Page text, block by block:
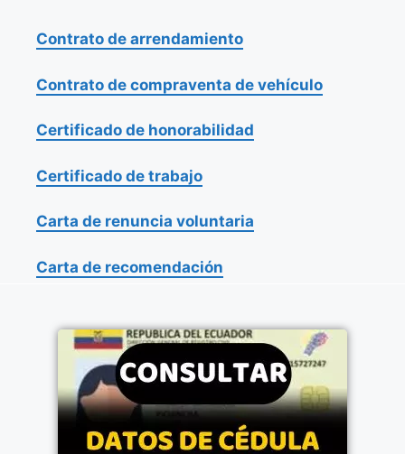
Contrato de arrendamiento
Contrato de compraventa de vehículo
Certificado de honorabilidad
Certificado de trabajo
Carta de renuncia voluntaria
Carta de recomendación